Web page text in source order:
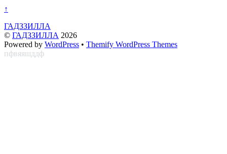
↑
ГАДЗЗИЛЛА
© ГАДЗЗИЛЛА 2026
Powered by WordPress • Themify WordPress Themes
пфвяяшддф